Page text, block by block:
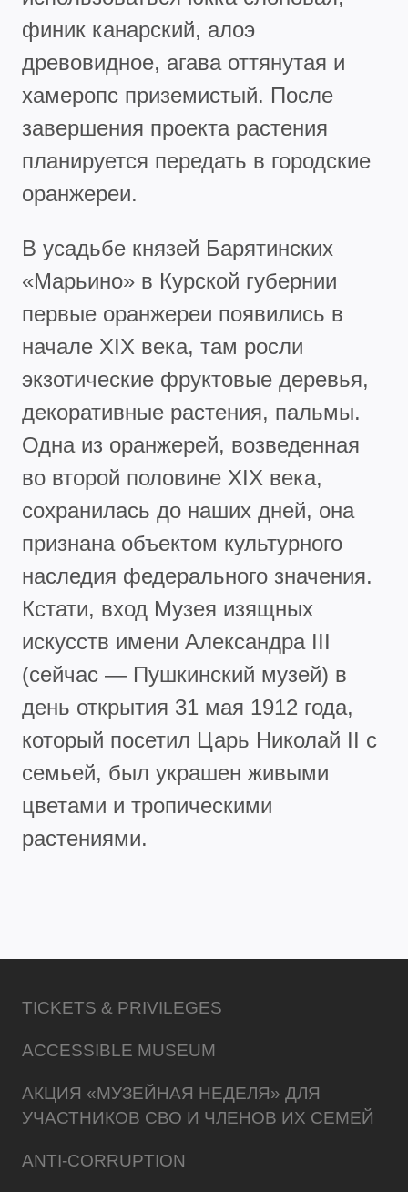
финик канарский, алоэ
древовидное, агава оттянутая и
хамеропс приземистый. После
завершения проекта растения
планируется передать в городские
оранжереи.
В усадьбе князей Барятинских
«Марьино» в Курской губернии
первые оранжереи появились в
начале XIX века, там росли
экзотические фруктовые деревья,
декоративные растения, пальмы.
Одна из оранжерей, возведенная
во второй половине XIX века,
сохранилась до наших дней, она
признана объектом культурного
наследия федерального значения.
Кстати, вход Музея изящных
искусств имени Александра III
(сейчас — Пушкинский музей) в
день открытия 31 мая 1912 года,
который посетил Царь Николай II с
семьей, был украшен живыми
цветами и тропическими
растениями.
TICKETS & PRIVILEGES
ACCESSIBLE MUSEUM
АКЦИЯ «МУЗЕЙНАЯ НЕДЕЛЯ» ДЛЯ
УЧАСТНИКОВ СВО И ЧЛЕНОВ ИХ СЕМЕЙ
ANTI-CORRUPTION